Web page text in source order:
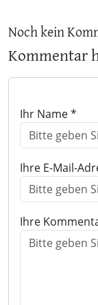
Noch kein
Kommentar
Ihr Name *
Ihre E-Mail-
Ihre